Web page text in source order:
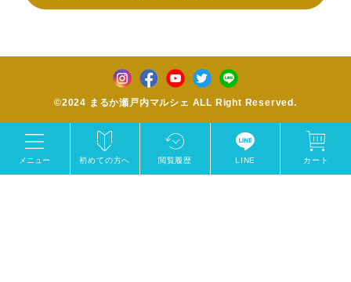
©2024 まるか瀬戸内マルシェ ALL Right Reserved.
メニュー 初めての方へ 閲覧履歴 LINE カート